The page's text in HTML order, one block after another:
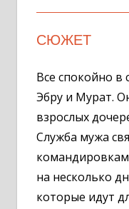
СЮЖЕТ
Все спокойно в
Эбру и Мурат.
взрослых
Служба мужа
на несколько
которые идут